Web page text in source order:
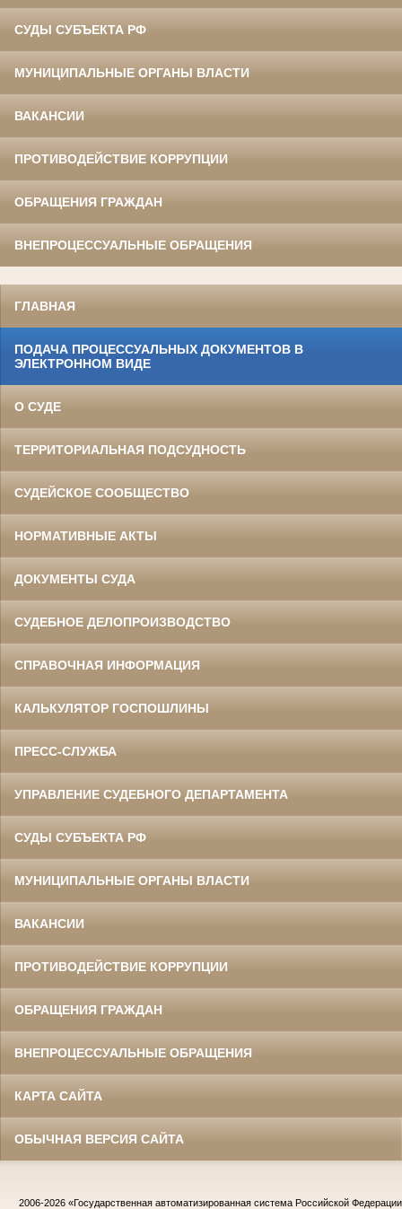
СУДЫ СУБЪЕКТА РФ
МУНИЦИПАЛЬНЫЕ ОРГАНЫ ВЛАСТИ
ВАКАНСИИ
ПРОТИВОДЕЙСТВИЕ КОРРУПЦИИ
ОБРАЩЕНИЯ ГРАЖДАН
ВНЕПРОЦЕССУАЛЬНЫЕ ОБРАЩЕНИЯ
ГЛАВНАЯ
ПОДАЧА ПРОЦЕССУАЛЬНЫХ ДОКУМЕНТОВ В
ЭЛЕКТРОННОМ ВИДЕ
О СУДЕ
ТЕРРИТОРИАЛЬНАЯ ПОДСУДНОСТЬ
СУДЕЙСКОЕ СООБЩЕСТВО
НОРМАТИВНЫЕ АКТЫ
ДОКУМЕНТЫ СУДА
СУДЕБНОЕ ДЕЛОПРОИЗВОДСТВО
СПРАВОЧНАЯ ИНФОРМАЦИЯ
КАЛЬКУЛЯТОР ГОСПОШЛИНЫ
ПРЕСС-СЛУЖБА
УПРАВЛЕНИЕ СУДЕБНОГО ДЕПАРТАМЕНТА
СУДЫ СУБЪЕКТА РФ
МУНИЦИПАЛЬНЫЕ ОРГАНЫ ВЛАСТИ
ВАКАНСИИ
ПРОТИВОДЕЙСТВИЕ КОРРУПЦИИ
ОБРАЩЕНИЯ ГРАЖДАН
ВНЕПРОЦЕССУАЛЬНЫЕ ОБРАЩЕНИЯ
КАРТА САЙТА
ОБЫЧНАЯ ВЕРСИЯ САЙТА
2006-2026 «Государственная автоматизированная система Российской